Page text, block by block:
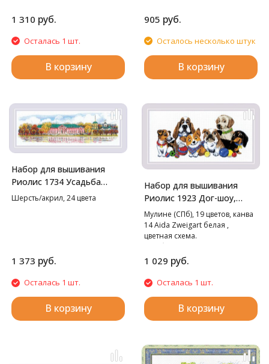
1 310 руб.
Осталась 1 шт.
В корзину
905 руб.
Осталось несколько штук
В корзину
Набор для вышивания
Риолис 1734 Усадьба
Кусково, 65*22 см
Шерсть/акрил, 24 цвета
1 373 руб.
Осталась 1 шт.
В корзину
Набор для вышивания
Риолис 1923 Дог-шоу,
40*20 см
Мулине (СПб), 19 цветов, канва
14 Aida Zweigart белая ,
цветная схема.
В наборе используются
техники: крест, стежок.
1 029 руб.
Осталась 1 шт.
В корзину